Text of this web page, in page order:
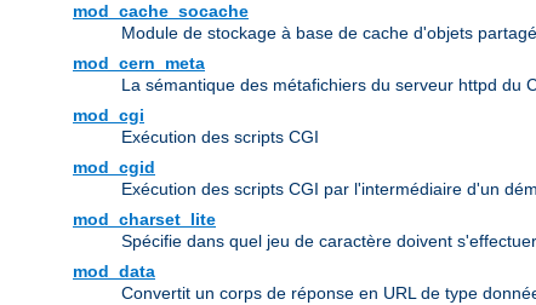
mod_cache_socache
Module de stockage à base de cache d'objets
mod_cern_meta
La sémantique des métafichiers du serveur httpd du
mod_cgi
Exécution des scripts CGI
mod_cgid
Exécution des scripts CGI par l'intermédiaire d'un
mod_charset_lite
Spécifie dans quel jeu de caractère doivent
mod_data
Convertit un corps de réponse en URL de type